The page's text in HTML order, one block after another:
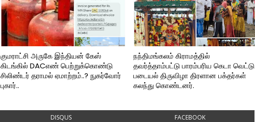
குமராட்சி அருகே இந்தியன் கேஸ்
கிடங்கில் DACஎண் பெற்றுக்கொண்டு
சிலிண்டர் தராமல் ஏமாற்றம்..? நுகர்வோர்
புகார்..
நந்திமங்கலம் கிராமத்தில்
தவர்த்தாம்பட்டு பாரம்பரிய கெடா வெட்டு
படையல் திருவிழா திரளான பக்தர்கள்
கலந்து கொண்டனர்.
DISQUS FACEBOOK